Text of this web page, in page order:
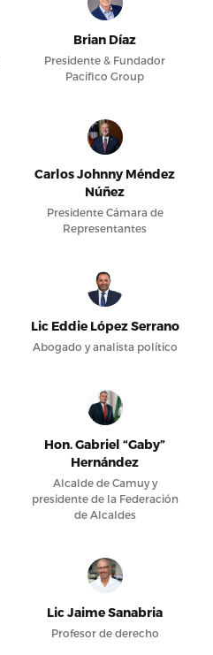
Brian Díaz
Presidente & Fundador
Pacifico Group
Carlos Johnny Méndez
Núñez
Presidente Cámara de
Representantes
Lic Eddie López Serrano
Abogado y analista político
Hon. Gabriel “Gaby”
Hernández
Alcalde de Camuy y
presidente de la Federación
de Alcaldes
Lic Jaime Sanabria
Profesor de derecho